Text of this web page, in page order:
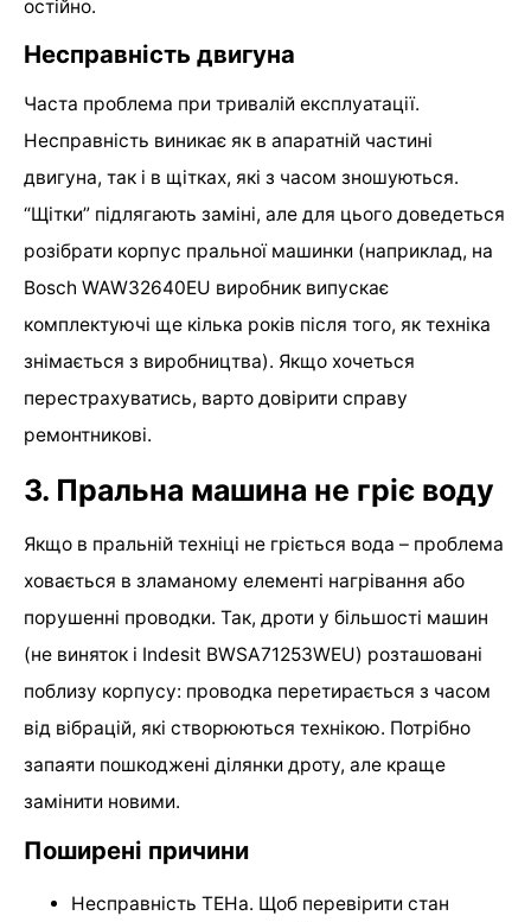
остійно.
Несправність двигуна
Часта проблема при тривалій експлуатації.
Несправність виникає як в апаратній частині
двигуна, так і в щітках, які з часом зношуються.
“Щітки” підлягають заміні, але для цього доведеться
розібрати корпус пральної машинки (наприклад, на
Bosch WAW32640EU виробник випускає
комплектуючі ще кілька років після того, як техніка
знімається з виробництва). Якщо хочеться
перестрахуватись, варто довірити справу
ремонтникові.
3. Пральна машина не гріє воду
Якщо в пральній техніці не гріється вода – проблема
ховається в зламаному елементі нагрівання або
порушенні проводки. Так, дроти у більшості машин
(не виняток і Indesit BWSA71253WEU) розташовані
поблизу корпусу: проводка перетирається з часом
від вібрацій, які створюються технікою. Потрібно
запаяти пошкоджені ділянки дроту, але краще
замінити новими.
Поширені причини
Несправність ТЕНа. Щоб перевірити стан